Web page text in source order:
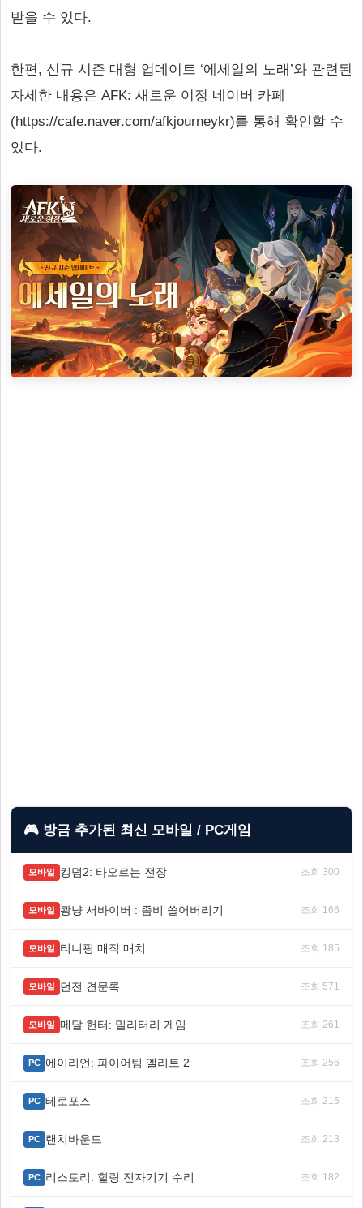
받을 수 있다.
한편, 신규 시즌 대형 업데이트 ‘에세일의 노래’와 관련된
자세한 내용은 AFK: 새로운 여정 네이버 카페
(https://cafe.naver.com/afkjourneykr)를 통해 확인할 수
있다.
🎮 방금 추가된 최신 모바일 / PC게임
모바일 킹덤2: 타오르는 전장 조회 300
모바일 쾅냥 서바이버 : 좀비 쓸어버리기 조회 166
모바일 티니핑 매직 매치 조회 185
모바일 던전 견문록 조회 571
모바일 메달 헌터: 밀리터리 게임 조회 261
PC 에이리언: 파이어팀 엘리트 2 조회 256
PC 테로포즈 조회 215
PC 랜치바운드 조회 213
PC 리스토리: 힐링 전자기기 수리 조회 182